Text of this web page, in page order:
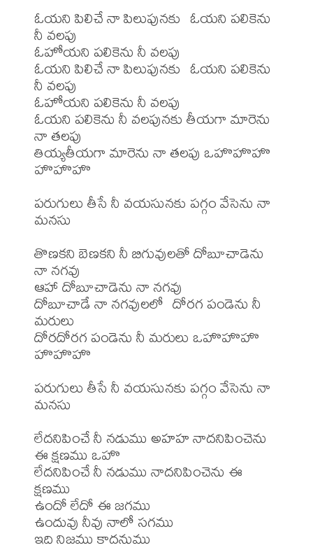
ఓయని పిలిచే నా పిలుపునకు  ఓయని పలికెను
నీ వలపు
ఓహోయని పలికెను నీ వలపు
ఓయని పిలిచే నా పిలుపునకు  ఓయని పలికెను
నీ వలపు
ఓహోయని పలికెను నీ వలపు
ఓయని పలికెను నీ వలపునకు తీయగా మారెను
నా తలపు
తియ్యతీయగా మారెను నా తలపు ఒహొహొహొ
హొహొహొ
పరుగులు తీసే నీ వయసునకు పగ్గం వేసెను నా
మనసు
తొణకని బెణకని నీ బిగువులతో దోబూచాడెను
నా నగవు
ఆహా దోబూచాడెను నా నగవు
దోబూచాడే నా నగవులలో  దోరగ పండెను నీ
మరులు
దోరదోరగ పండెను నీ మరులు ఒహొహొహొ
హొహొహొ
పరుగులు తీసే నీ వయసునకు పగ్గం వేసెను నా
మనసు
లేదనిపించే నీ నడుము అహహ నాదనిపించెను
ఈ క్షణము ఒహొ
లేదనిపించే నీ నడుము నాదనిపించెను ఈ
క్షణము
ఉందో లేదో ఈ జగము
ఉందువు నీవు నాలో సగము
ఇది నిజము కాదనుము